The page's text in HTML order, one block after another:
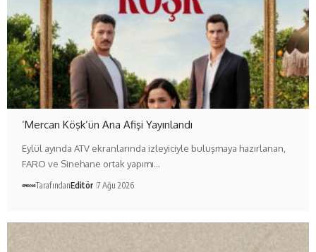
‘Mercan Köşk’ün Ana Afişi Yayınlandı
Eylül ayında ATV ekranlarında izleyiciyle buluşmaya hazırlanan,
FARO ve Sinehane ortak yapımı…
TarafındanEditör 7 Ağu 2026